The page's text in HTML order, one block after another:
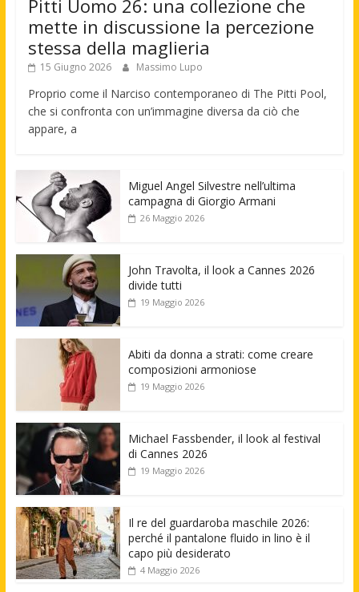
Pitti Uomo 26: una collezione che
mette in discussione la percezione
stessa della maglieria
15 Giugno 2026 Massimo Lupo
Proprio come il Narciso contemporaneo di The Pitti Pool,
che si confronta con un’immagine diversa da ciò che
appare, a
Miguel Angel Silvestre nell’ultima
campagna di Giorgio Armani
26 Maggio 2026
John Travolta, il look a Cannes 2026
divide tutti
19 Maggio 2026
Abiti da donna a strati: come creare
composizioni armoniose
19 Maggio 2026
Michael Fassbender, il look al festival
di Cannes 2026
19 Maggio 2026
Il re del guardaroba maschile 2026:
perché il pantalone fluido in lino è il
capo più desiderato
4 Maggio 2026